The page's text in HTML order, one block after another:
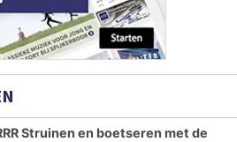
Struinen en boetseren met de